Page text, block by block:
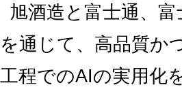
旭酒造と富士通、
を通じて、高品質か
工程でのAIの実用化